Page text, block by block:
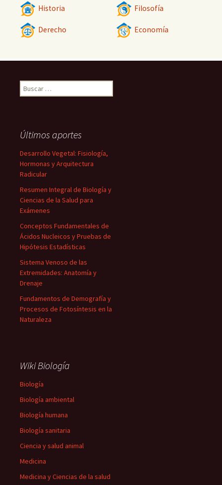
Historia Filosofía
Derecho Economía
Buscar:
Últimos aportes
Desarrollo Vegetal: Fisiología,
Hormonas y Arquitectura
Radicular
Resumen Integral de Biología y
Ciencias de la Salud para
Exámenes
Conceptos Fundamentales de
Ácidos Nucleicos y Pruebas de
Hipótesis Estadísticas
Sistema Venoso de las
Extremidades: Anatomía y
Drenaje
Fundamentos de Demografía y
Procesos de Fotosíntesis en la
Naturaleza
Wiki Biología
Biología
Biología ambiental
Biología humana
Biología sanitaria
Ciencia y salud animal
Medicina
Medicina y Ciencias de la salud